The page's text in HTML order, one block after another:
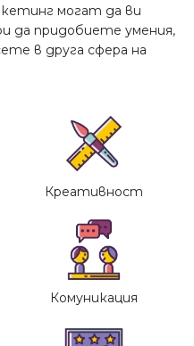
могат да ви
да придобиете умения,
в друга сфера на
Креативност
Комуникация